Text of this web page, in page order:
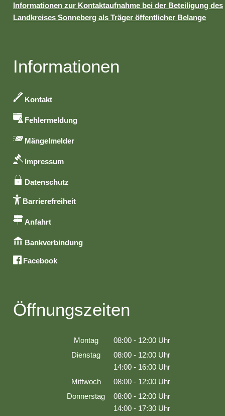
Informationen zur Kontaktaufnahme bei der Beteiligung des
Landkreises Sonneberg als Träger öffentlicher Belange
Informationen
Kontakt
Fehlermeldung
Mängelmelder
Impressum
Datenschutz
Barrierefreiheit
Anfahrt
Bankverbindung
Facebook
Öffnungszeiten
Montag 08:00 - 12:00 Uhr
Von 08:00 bis 12:00 Uhr
Dienstag 08:00 - 12:00 Uhr
Von 08:00 bis 12:00 Uhr
14:00 - 16:00 Uhr
Von 14:00 bis 16:00 Uhr
Mittwoch 08:00 - 12:00 Uhr
Von 08:00 bis 12:00 Uhr
Donnerstag 08:00 - 12:00 Uhr
Von 08:00 bis 12:00 Uhr
14:00 - 17:30 Uhr